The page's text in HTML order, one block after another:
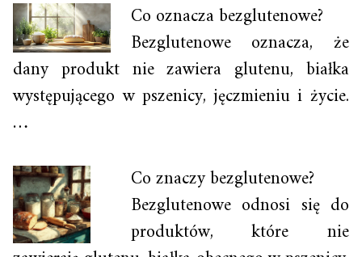
Co oznacza bezglutenowe?
Bezglutenowe oznacza, że
dany produkt nie zawiera glutenu, białka
występującego w pszenicy, jęczmieniu i życie.
…
Co znaczy bezglutenowe?
Bezglutenowe odnosi się do
produktów, które nie